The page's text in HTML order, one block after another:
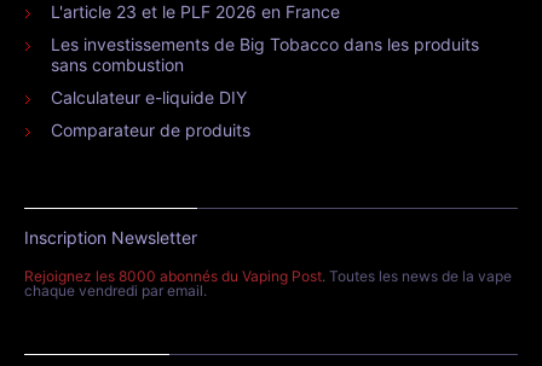
L'article 23 et le PLF 2026 en France
Les investissements de Big Tobacco dans les produits
sans combustion
Calculateur e-liquide DIY
Comparateur de produits
Inscription Newsletter
Rejoignez les 8000 abonnés du Vaping Post. Toutes les news de la vape
chaque vendredi par email.